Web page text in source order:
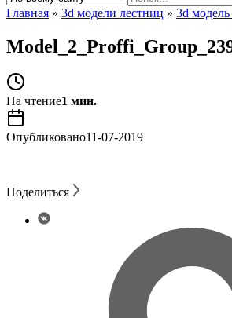
Главная » 3d модели лестниц » 3d
На чтение1 мин.
Опубликовано11-07-2019
Поделиться